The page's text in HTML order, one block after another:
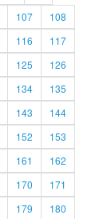
107
108
116
117
125
126
134
135
143
144
152
153
161
162
170
171
179
180